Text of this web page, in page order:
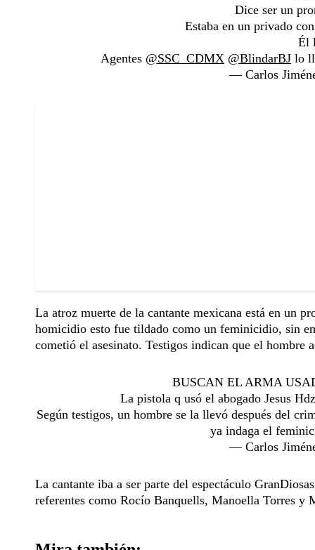
Dice ser un
Estaba en un privado
Él
Agentes @SSC_CDMX @BlindarBJ lo
— Carlos
La atroz muerte de la cantante mexicana está en un
homicidio esto fue tildado como un feminicidio, sin
cometió el asesinato. Testigos indican que el hombre
BUSCAN EL ARMA
La pistola q usó el abogado Jesus
Según testigos, un hombre se la llevó después del
ya indaga el
— Carlos
La cantante iba a ser parte del espectáculo
referentes como Rocío Banquells, Manoella Torres y